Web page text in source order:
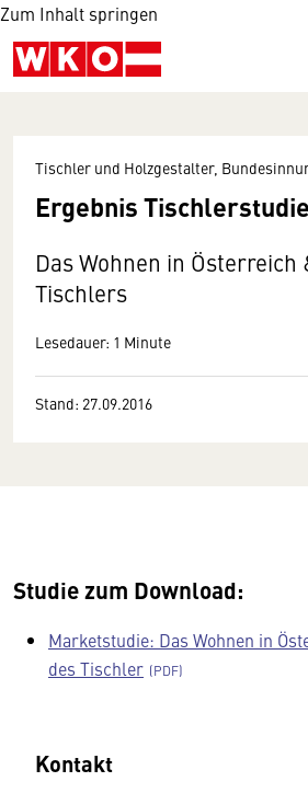
Zum Inhalt springen
Tischler und Holzgestalter,
Ergebnis
Das Wohnen in Österreich
Tischlers
Lesedauer: 1 Minute
Stand: 27.09.2016
Studie zum Download:
Marketstudie: Das Wohnen in
des Tischler
Kontakt